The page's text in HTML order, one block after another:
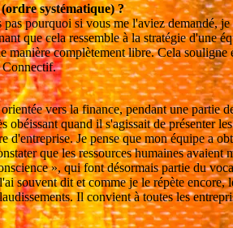
systématique) ?
pourquoi si vous me l'aviez demandé,
que cela ressemble à la stratégie
complètement libre. Cela
Connectif.
vers la finance, pendant une
quand il s'agissait de présenter
Je pense que mon équipe a
que les ressources humaines
», qui font désormais partie du
souvent dit et comme je le répète
Il convient à toutes les